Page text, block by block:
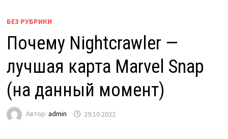
БЕЗ РУБРИКИ
Почему Nightcrawler —
лучшая карта Marvel Snap
(на данный момент)
Автор: admin 29.10.2022